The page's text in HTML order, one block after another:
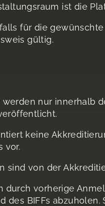
ist die
für die
gültig.
nur innerhalb
keine
vor.
sind von der
durch vorherige
des BIFFs